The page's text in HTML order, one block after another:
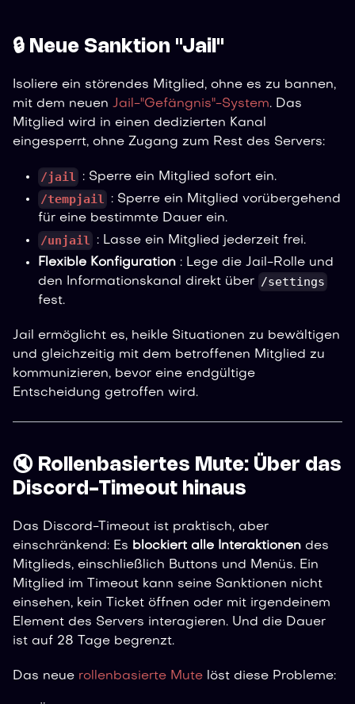
🔒 Neue Sanktion "Jail"
Isoliere ein störendes Mitglied, ohne es zu bannen,
mit dem neuen Jail-"Gefängnis"-System. Das
Mitglied wird in einen dedizierten Kanal
eingesperrt, ohne Zugang zum Rest des Servers:
/jail : Sperre ein Mitglied sofort ein.
/tempjail
: Sperre ein Mitglied vorübergehend
für eine bestimmte Dauer ein.
/unjail
: Lasse ein Mitglied jederzeit frei.
Flexible Konfiguration : Lege die Jail-Rolle und
den Informationskanal direkt über /settings
fest.
Jail ermöglicht es, heikle Situationen zu bewältigen
und gleichzeitig mit dem betroffenen Mitglied zu
kommunizieren, bevor eine endgültige
Entscheidung getroffen wird.
🔇 Rollenbasiertes Mute: Über das
Discord-Timeout hinaus
Das Discord-Timeout ist praktisch, aber
einschränkend: Es blockiert alle Interaktionen des
Mitglieds, einschließlich Buttons und Menüs. Ein
Mitglied im Timeout kann seine Sanktionen nicht
einsehen, kein Ticket öffnen oder mit irgendeinem
Element des Servers interagieren. Und die Dauer
ist auf 28 Tage begrenzt.
Das neue rollenbasierte Mute löst diese Probleme: